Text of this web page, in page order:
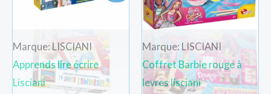
Marque: LISCIANI
Apprends lire écrire
Lisciani
Marque: LISCIANI
Coffret Barbie rouge à
levres lisciani